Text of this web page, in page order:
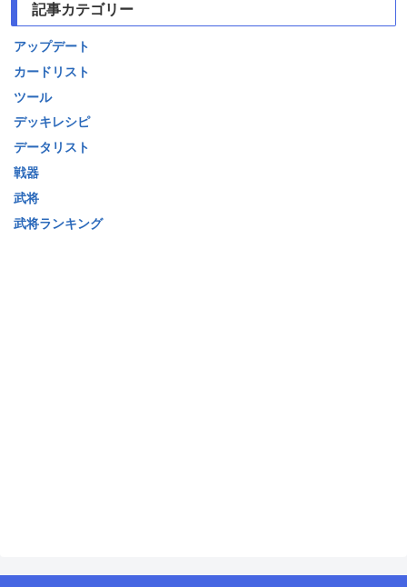
記事カテゴリー
アップデート
カードリスト
ツール
デッキレシピ
データリスト
戦器
武将
武将ランキング